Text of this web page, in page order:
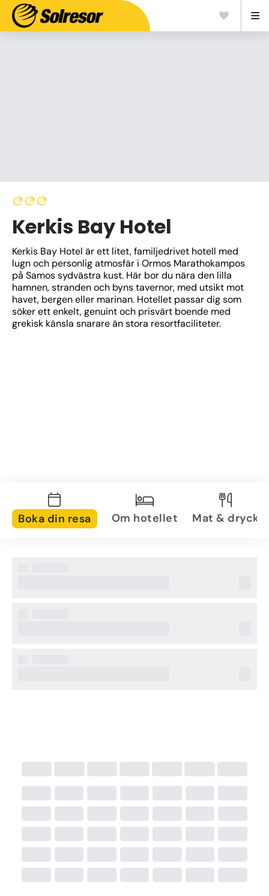
Kerkis Bay Hotel
Kerkis Bay Hotel är ett litet, familjedrivet hotell med
lugn och personlig atmosfär i Ormos Marathokampos
på Samos sydvästra kust. Här bor du nära den lilla
hamnen, stranden och byns tavernor, med utsikt mot
havet, bergen eller marinan. Hotellet passar dig som
söker ett enkelt, genuint och prisvärt boende med
grekisk känsla snarare än stora resortfaciliteter.
Boka din resa Om hotellet Mat & dryck